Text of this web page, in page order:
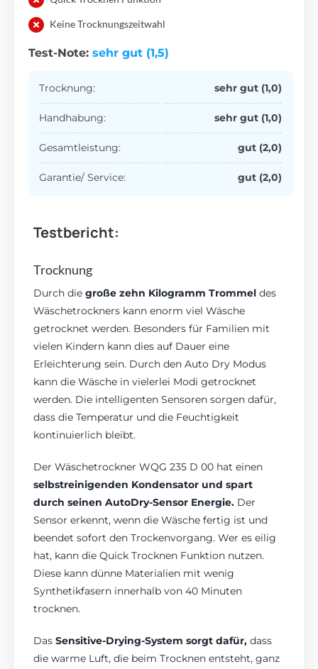
Keine Trocknungszeitwahl
Test-Note: sehr gut (1,5)
Trocknung: sehr gut (1,0)
Handhabung: sehr gut (1,0)
Gesamtleistung: gut (2,0)
Garantie/ Service: gut (2,0)
Testbericht:
Trocknung
Durch diegroße zehn Kilogramm Trommel des
Wäschetrockners kann enorm viel Wäsche
getrocknet werden. Besonders für Familien mit
vielen Kindern kann dies auf Dauer eine
Erleichterung sein. Durch den Auto Dry Modus
kann die Wäsche in vielerlei Modi getrocknet
werden. Die intelligenten Sensoren sorgen dafür,
dass die Temperatur und die Feuchtigkeit
kontinuierlich bleibt.
Der Wäschetrockner WQG 235 D 00 hat einen
selbstreinigenden Kondensator und spart
durch seinen AutoDry-Sensor Energie. Der
Sensor erkennt, wenn die Wäsche fertig ist und
beendet sofort den Trockenvorgang. Wer es eilig
hat, kann die Quick Trocknen Funktion nutzen.
Diese kann dünne Materialien mit wenig
Synthetikfasern innerhalb von 40 Minuten
trocknen.
DasSensitive-Drying-System sorgt dafür, dass
die warme Luft, die beim Trocknen entsteht, ganz